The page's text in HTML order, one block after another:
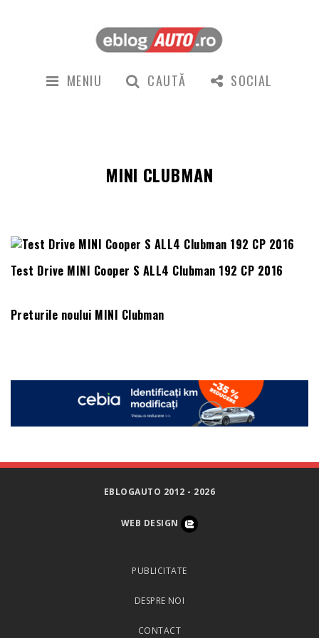
MENIU CAUTĂ SOCIAL
MINI CLUBMAN
Test Drive MINI Cooper S ALL4 Clubman 192 CP 2016
Preturile noului MINI Clubman
EBLOGAUTO 2012 - 2026
WEB DESIGN
PUBLICITATE
DESPRE NOI
CONTACT